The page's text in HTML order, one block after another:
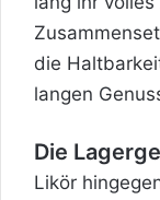
die
langen
Die
Likör